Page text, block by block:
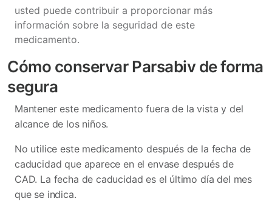
usted puede contribuir a proporcionar más
información sobre la seguridad de este
medicamento.
Cómo conservar Parsabiv de forma
segura
Mantener este medicamento fuera de la vista y del
alcance de los niños.
No utilice este medicamento después de la fecha de
caducidad que aparece en el envase después de
CAD. La fecha de caducidad es el último día del mes
que se indica.